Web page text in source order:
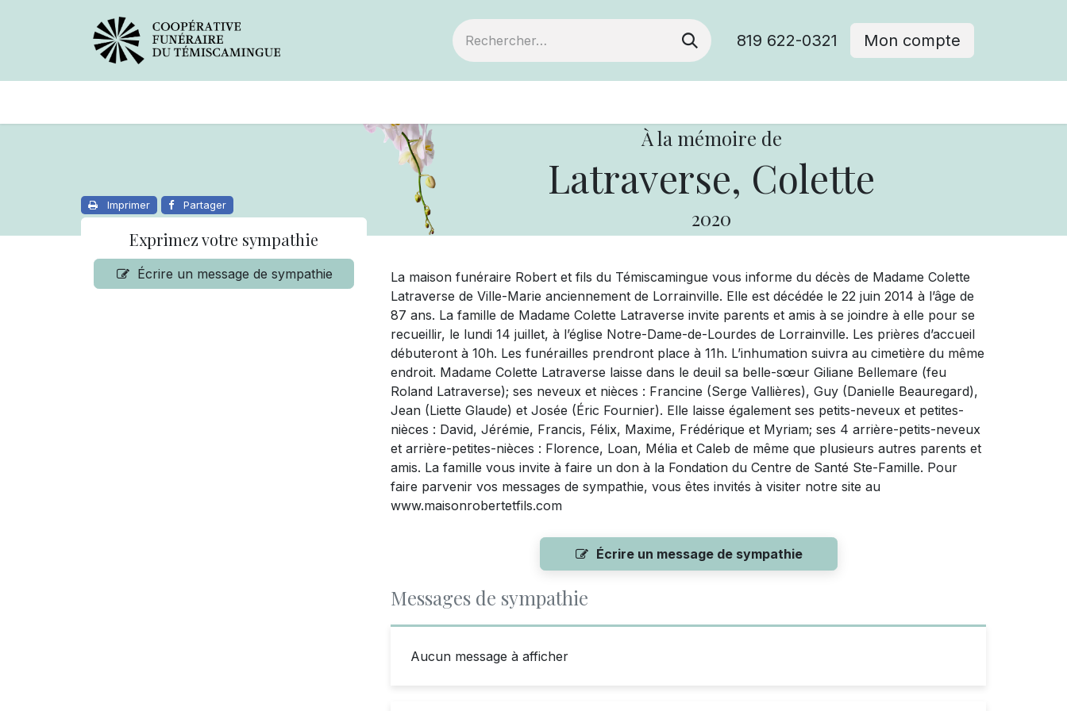
819 622-0321 Mon compte
À la mémoire de
Latraverse, Colette
2020
Imprimer Partager
Exprimez votre sympathie
Écrire un message de sympathie
La maison funéraire Robert et fils du Témiscamingue vous informe du décès de Madame Colette
Latraverse de Ville-Marie anciennement de Lorrainville. Elle est décédée le 22 juin 2014 à l’âge de
87 ans. La famille de Madame Colette Latraverse invite parents et amis à se joindre à elle pour se
recueillir, le lundi 14 juillet, à l’église Notre-Dame-de-Lourdes de Lorrainville. Les prières d’accueil
débuteront à 10h. Les funérailles prendront place à 11h. L’inhumation suivra au cimetière du même
endroit. Madame Colette Latraverse laisse dans le deuil sa belle-sœur Giliane Bellemare (feu
Roland Latraverse); ses neveux et nièces : Francine (Serge Vallières), Guy (Danielle Beauregard),
Jean (Liette Glaude) et Josée (Éric Fournier). Elle laisse également ses petits-neveux et petites-
nièces : David, Jérémie, Francis, Félix, Maxime, Frédérique et Myriam; ses 4 arrière-petits-neveux
et arrière-petites-nièces : Florence, Loan, Mélia et Caleb de même que plusieurs autres parents et
amis. La famille vous invite à faire un don à la Fondation du Centre de Santé Ste-Famille. Pour
faire parvenir vos messages de sympathie, vous êtes invités à visiter notre site au
www.maisonrobertetfils.com
Écrire un message de sympathie
Messages de sympathie
Aucun message à afficher